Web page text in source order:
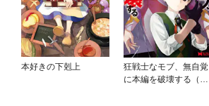
本好きの下剋上
狂戦士なモブ、無自覚
に本編を破壊する（コ